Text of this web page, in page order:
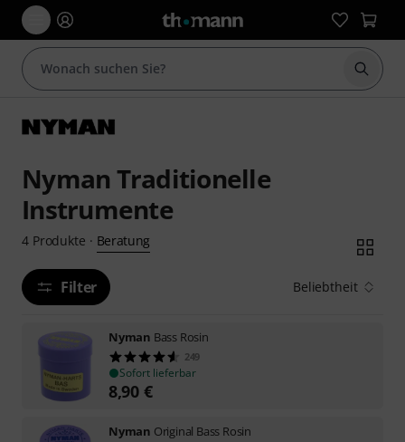
Suche
Nyman Traditionelle
Instrumente
4 Produkte · Beratung
Filter Beliebtheit
Nyman Bass Rosin
249
Sofort lieferbar
8,90 €
Nyman Original Bass Rosin